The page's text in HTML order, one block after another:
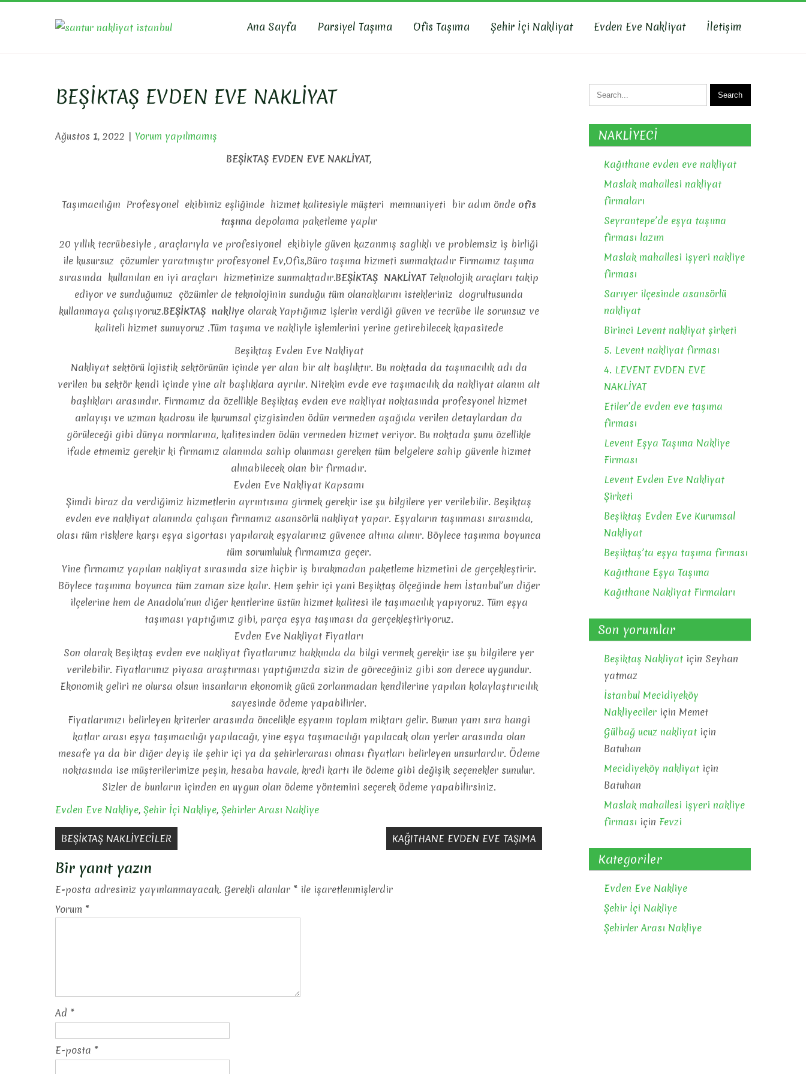
SANTUR NAKLIYAT
Evden Eve Nakliyat, İş Yeri Taşıma, Eşya Taşıma
Ana Sayfa Parsiyel Taşıma Ofis Taşıma Şehir İçi Nakliyat Evden Eve Nakliyat İletişim
BEŞİKTAŞ EVDEN EVE NAKLİYAT
Ağustos 1, 2022 | Yorum yapılmamış
BEŞİKTAŞ EVDEN EVE NAKLİYAT,
Taşımacılığın Profesyonel ekibimiz eşliğinde hizmet kalitesiyle müşteri memnuniyeti bir adım önde ofis
taşıma depolama paketleme yaplır
20 yıllık tecrübesiyle , araçlarıyla ve profesiyonel ekibiyle güven kazanmış saglıklı ve problemsiz iş birliği
ile kusursuz çözumler yaratmıştır profesyonel Ev,Ofis,Büro taşıma hizmeti sunmaktadır Firmamız taşıma
sırasında kullanılan en iyi araçları hizmetinize sunmaktadır.BEŞİKTAŞ NAKLİYAT Teknolojik araçları takip
ediyor ve sunduğumuz çözümler de teknolojinin sunduğu tüm olanaklarını istekleriniz dogrultusunda
kullanmaya çalışıyoruz.BEŞİKTAŞ nakliye olarak Yaptığımız işlerin verdiği güven ve tecrübe ile sorunsuz ve
kaliteli hizmet sunuyoruz .Tüm taşıma ve nakliyle işlemlerini yerine getirebilecek kapasitede
Beşiktaş Evden Eve Nakliyat
Nakliyat sektörü lojistik sektörünün içinde yer alan bir alt başlıktır. Bu noktada da taşımacılık adı da
verilen bu sektör kendi içinde yine alt başlıklara ayrılır. Nitekim evde eve taşımacılık da nakliyat alanın alt
başlıkları arasındır. Firmamız da özellikle Beşiktaş evden eve nakliyat noktasında profesyonel hizmet
anlayışı ve uzman kadrosu ile kurumsal çizgisinden ödün vermeden aşağıda verilen detaylardan da
görüleceği gibi dünya normlarına, kalitesinden ödün vermeden hizmet veriyor. Bu noktada şunu özellikle
ifade etmemiz gerekir ki firmamız alanında sahip olunması gereken tüm belgelere sahip güvenle hizmet
alınabilecek olan bir firmadır.
Evden Eve Nakliyat Kapsamı
Şimdi biraz da verdiğimiz hizmetlerin ayrıntısına girmek gerekir ise şu bilgilere yer verilebilir. Beşiktaş
evden eve nakliyat alanında çalışan firmamız asansörlü nakliyat yapar. Eşyaların taşınması sırasında,
olası tüm risklere karşı eşya sigortası yapılarak eşyalarınız güvence altına alınır. Böylece taşınma boyunca
tüm sorumluluk firmamıza geçer.
Yine firmamız yapılan nakliyat sırasında size hiçbir iş bırakmadan paketleme hizmetini de gerçekleştirir.
Böylece taşınma boyunca tüm zaman size kalır. Hem şehir içi yani Beşiktaş ölçeğinde hem İstanbul’un diğer
ilçelerine hem de Anadolu’nun diğer kentlerine üstün hizmet kalitesi ile taşımacılık yapıyoruz. Tüm eşya
taşıması yaptığımız gibi, parça eşya taşıması da gerçekleştiriyoruz.
Evden Eve Nakliyat Fiyatları
Son olarak Beşiktaş evden eve nakliyat fiyatlarımız hakkında da bilgi vermek gerekir ise şu bilgilere yer
verilebilir. Fiyatlarımız piyasa araştırması yaptığınızda sizin de göreceğiniz gibi son derece uygundur.
Ekonomik geliri ne olursa olsun insanların ekonomik gücü zorlanmadan kendilerine yapılan kolaylaştırıcılık
sayesinde ödeme yapabilirler.
Fiyatlarımızı belirleyen kriterler arasında öncelikle eşyanın toplam miktarı gelir. Bunun yanı sıra hangi
katlar arası eşya taşımacılığı yapılacağı, yine eşya taşımacılığı yapılacak olan yerler arasında olan
mesafe ya da bir diğer deyiş ile şehir içi ya da şehirlerarası olması fiyatları belirleyen unsurlardır. Ödeme
noktasında ise müşterilerimize peşin, hesaba havale, kredi kartı ile ödeme gibi değişik seçenekler sunulur.
Sizler de bunların içinden en uygun olan ödeme yöntemini seçerek ödeme yapabilirsiniz.
Evden Eve Nakliye, Şehir İçi Nakliye, Şehirler Arası Nakliye
Yazı
gezinmesi
BEŞİKTAŞ NAKLİYECİLER KAĞITHANE EVDEN EVE TAŞIMA
Bir yanıt yazın
E-posta adresiniz yayınlanmayacak. Gerekli alanlar * ile işaretlenmişlerdir
Yorum *
Ad *
E-posta *
NAKLİYECİ
Kağıthane evden eve nakliyat
Maslak mahallesi nakliyat
firmaları
Seyrantepe’de eşya taşıma
firması lazım
Maslak mahallesi işyeri nakliye
firması
Sarıyer ilçesinde asansörlü
nakliyat
Birinci Levent nakliyat şirketi
5. Levent nakliyat firması
4. LEVENT EVDEN EVE
NAKLİYAT
Etiler’de evden eve taşıma
firması
Levent Eşya Taşıma Nakliye
Firması
Levent Evden Eve Nakliyat
Şirketi
Beşiktaş Evden Eve Kurumsal
Nakliyat
Beşiktaş’ta eşya taşıma firması
Kağıthane Eşya Taşıma
Kağıthane Nakliyat Firmaları
Son yorumlar
Beşiktaş Nakliyat için Seyhan
yatmaz
İstanbul Mecidiyeköy
Nakliyeciler için Memet
Gülbağ ucuz nakliyat için
Batuhan
Mecidiyeköy nakliyat için
Batuhan
Maslak mahallesi işyeri nakliye
firması için Fevzi
Kategoriler
Evden Eve Nakliye
Şehir İçi Nakliye
Şehirler Arası Nakliye